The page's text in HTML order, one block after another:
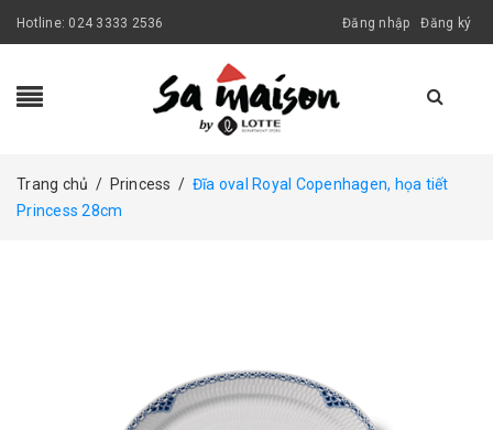
Hotline: 024 3333 2536 Đăng nhập Đăng ký
Trang chủ / Princess / Đĩa oval Royal Copenhagen, họa tiết
Princess 28cm